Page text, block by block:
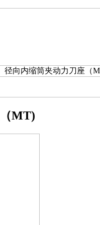
径向内缩筒夹动力刀座（
MT)